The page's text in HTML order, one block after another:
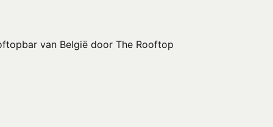
van België door The Rooftop